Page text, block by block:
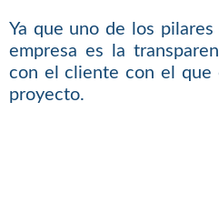
Ya que uno de los
empresa es la
con el cliente con el que
proyecto.